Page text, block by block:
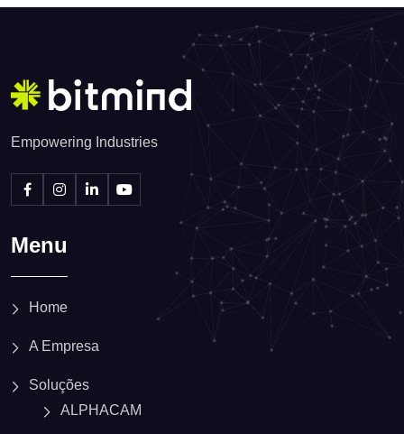
Empowering Industries
Menu
Home
A Empresa
Soluções
ALPHACAM